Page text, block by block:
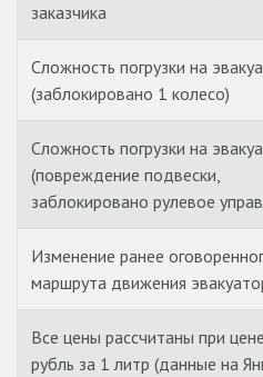
заказчика
Сложность погрузки на
(заблокировано 1 колесо)
Сложность погрузки на
(повреждение подвески,
заблокировано рулевое
Изменение ранее
маршрута движения
Все цены рассчитаны при
рубль за 1 литр (данные на